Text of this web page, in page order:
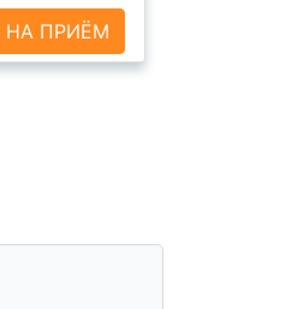
НА ПРИЁМ